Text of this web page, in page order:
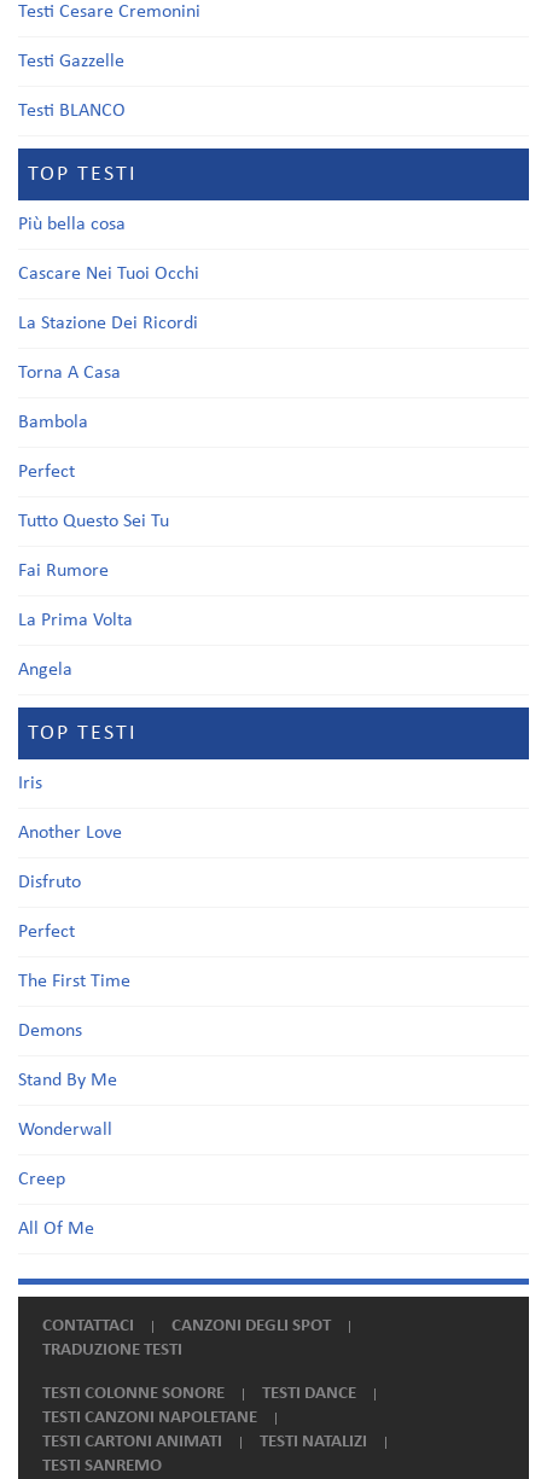
Testi Cesare Cremonini
Testi Gazzelle
Testi BLANCO
TOP TESTI
Più bella cosa
Cascare Nei Tuoi Occhi
La Stazione Dei Ricordi
Torna A Casa
Bambola
Perfect
Tutto Questo Sei Tu
Fai Rumore
La Prima Volta
Angela
TOP TESTI
Iris
Another Love
Disfruto
Perfect
The First Time
Demons
Stand By Me
Wonderwall
Creep
All Of Me
CONTATTACI
CANZONI DEGLI SPOT
TRADUZIONE TESTI
TESTI COLONNE SONORE
TESTI DANCE
TESTI CANZONI NAPOLETANE
TESTI CARTONI ANIMATI
TESTI NATALIZI
TESTI SANREMO